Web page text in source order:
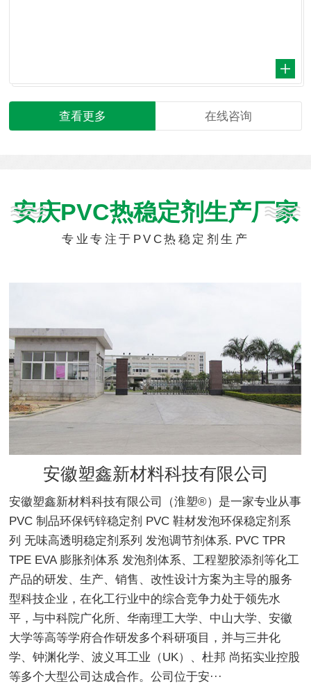
查看更多 在线咨询
安庆PVC热稳定剂生产厂家
专业专注于PVC热稳定剂生产
安徽塑鑫新材料科技有限公司
安徽塑鑫新材料科技有限公司（淮塑®）是一家专业从事
PVC 制品环保钙锌稳定剂 PVC 鞋材发泡环保稳定剂系
列 无味高透明稳定剂系列 发泡调节剂体系. PVC TPR
TPE EVA 膨胀剂体系 发泡剂体系、工程塑胶添剂等化工
产品的研发、生产、销售、改性设计方案为主导的服务
型科技企业，在化工行业中的综合竞争力处于领先水
平，与中科院广化所、华南理工大学、中山大学、安徽
大学等高等学府合作研发多个科研项目，并与三井化
学、钟渊化学、波义耳工业（UK）、杜邦 尚拓实业控股
等多个大型公司达成合作。公司位于安···